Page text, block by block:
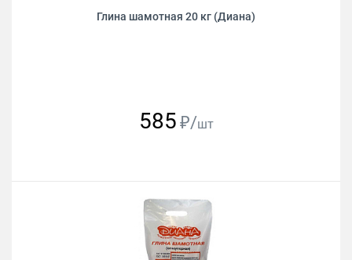
Глина шамотная 20 кг (Диана)
585 ₽/шт